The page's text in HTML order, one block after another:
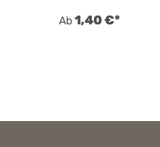
Ab1,40 €*